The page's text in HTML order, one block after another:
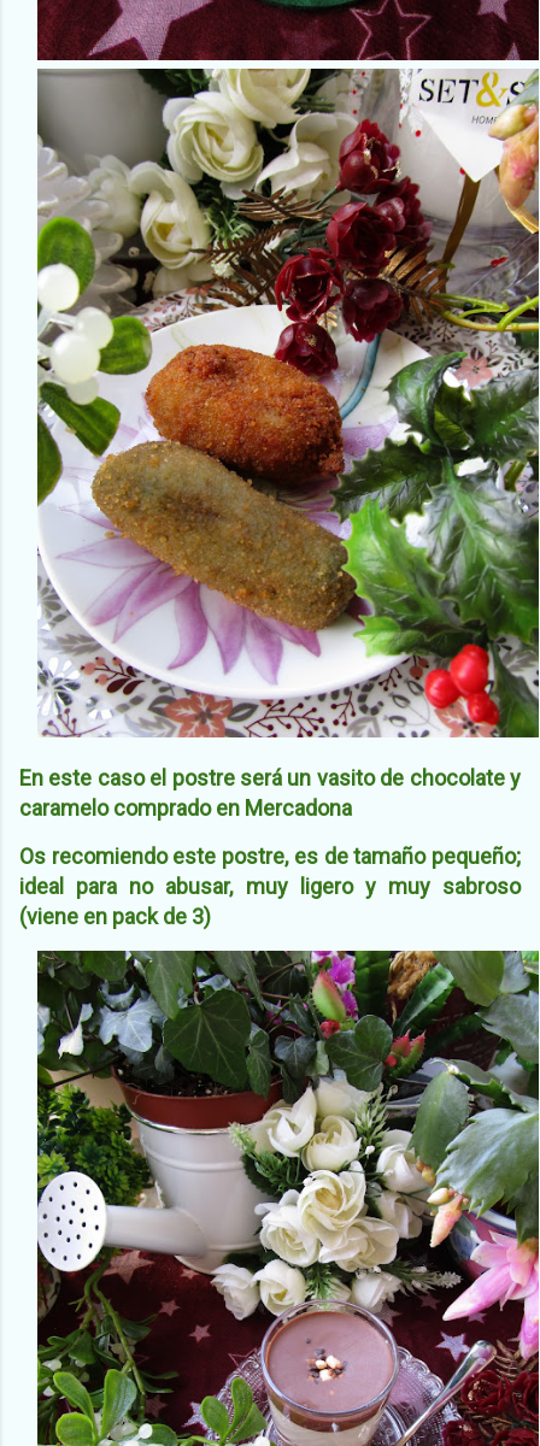
En este caso el postre será un vasito de chocolate y
caramelo comprado en Mercadona
Os recomiendo este postre, es de tamaño pequeño;
ideal para no abusar, muy ligero y muy sabroso
(viene en pack de 3)